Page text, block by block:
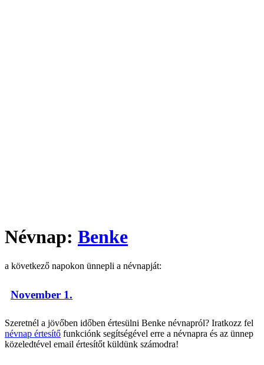
Névnap: Benke
a következő napokon ünnepli a névnapját:
November 1.
Szeretnél a jövőben időben értesülni Benke névnapról? Iratkozz fel
névnap értesítő funkciónk segítségével erre a névnapra és az ünnep
közeledtével email értesítőt küldünk számodra!